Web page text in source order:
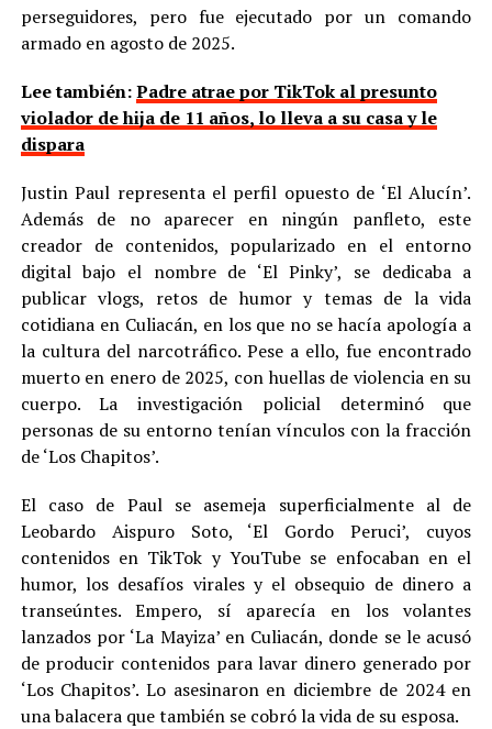
perseguidores, pero fue ejecutado por un comando
armado en agosto de 2025.
Lee también:Padre atrae por TikTok al presunto
violador de hija de 11 años, lo lleva a su casa y le
dispara
Justin Paul representa el perfil opuesto de ‘El Alucín’.
Además de no aparecer en ningún panfleto, este
creador de contenidos, popularizado en el entorno
digital bajo el nombre de ‘El Pinky’, se dedicaba a
publicar vlogs, retos de humor y temas de la vida
cotidiana en Culiacán, en los que no se hacía apología a
la cultura del narcotráfico. Pese a ello, fue encontrado
muerto en enero de 2025, con huellas de violencia en su
cuerpo. La investigación policial determinó que
personas de su entorno tenían vínculos con la fracción
de ‘Los Chapitos’.
El caso de Paul se asemeja superficialmente al de
Leobardo Aispuro Soto, ‘El Gordo Peruci’, cuyos
contenidos en TikTok y YouTube se enfocaban en el
humor, los desafíos virales y el obsequio de dinero a
transeúntes. Empero, sí aparecía en los volantes
lanzados por ‘La Mayiza’ en Culiacán, donde se le acusó
de producir contenidos para lavar dinero generado por
‘Los Chapitos’. Lo asesinaron en diciembre de 2024 en
una balacera que también se cobró la vida de su esposa.